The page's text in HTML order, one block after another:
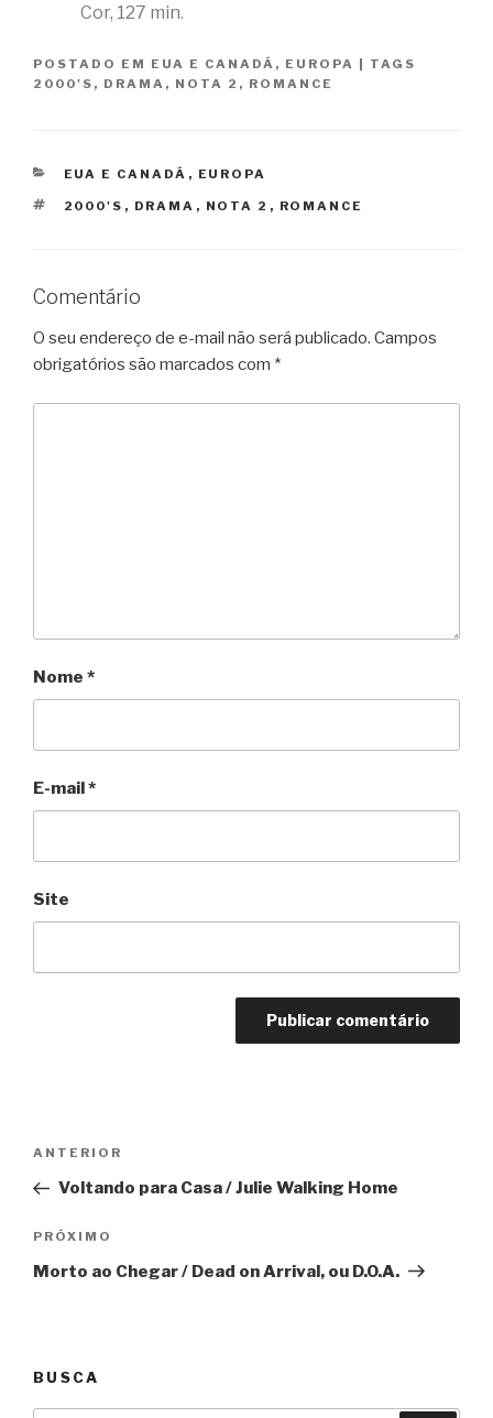
Cor, 127 min.
POSTADO EM EUA E CANADÁ , EUROPA | TAGS
2000'S , DRAMA , NOTA 2 , ROMANCE
CATEGORIAS
EUA E CANADÁ , EUROPA
TAGS
2000'S , DRAMA , NOTA 2 , ROMANCE
Comentário
O seu endereço de e-mail não será publicado. Campos
obrigatórios são marcados com *
Nome *
E-mail*
Site
Post
Anterior
ANTERIOR
Voltando para Casa / Julie Walking Home
Próximo
PRÓXIMO
Morto ao Chegar / Dead on Arrival, ou D.O.A.
BUSCA